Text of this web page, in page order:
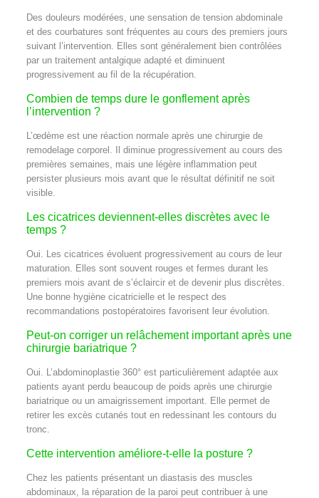
Des douleurs modérées, une sensation de tension abdominale
et des courbatures sont fréquentes au cours des premiers jours
suivant l’intervention. Elles sont généralement bien contrôlées
par un traitement antalgique adapté et diminuent
progressivement au fil de la récupération.
Combien de temps dure le gonflement après
l’intervention ?
L’œdème est une réaction normale après une chirurgie de
remodelage corporel. Il diminue progressivement au cours des
premières semaines, mais une légère inflammation peut
persister plusieurs mois avant que le résultat définitif ne soit
visible.
Les cicatrices deviennent-elles discrètes avec le
temps ?
Oui. Les cicatrices évoluent progressivement au cours de leur
maturation. Elles sont souvent rouges et fermes durant les
premiers mois avant de s’éclaircir et de devenir plus discrètes.
Une bonne hygiène cicatricielle et le respect des
recommandations postopératoires favorisent leur évolution.
Peut-on corriger un relâchement important après une
chirurgie bariatrique ?
Oui. L’abdominoplastie 360° est particulièrement adaptée aux
patients ayant perdu beaucoup de poids après une chirurgie
bariatrique ou un amaigrissement important. Elle permet de
retirer les excès cutanés tout en redessinant les contours du
tronc.
Cette intervention améliore-t-elle la posture ?
Chez les patients présentant un diastasis des muscles
abdominaux, la réparation de la paroi peut contribuer à une